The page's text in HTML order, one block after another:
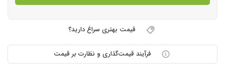
قیمت بهتری سراغ دارید؟
فرآیند قیمت‌گذاری و نظارت بر قیمت